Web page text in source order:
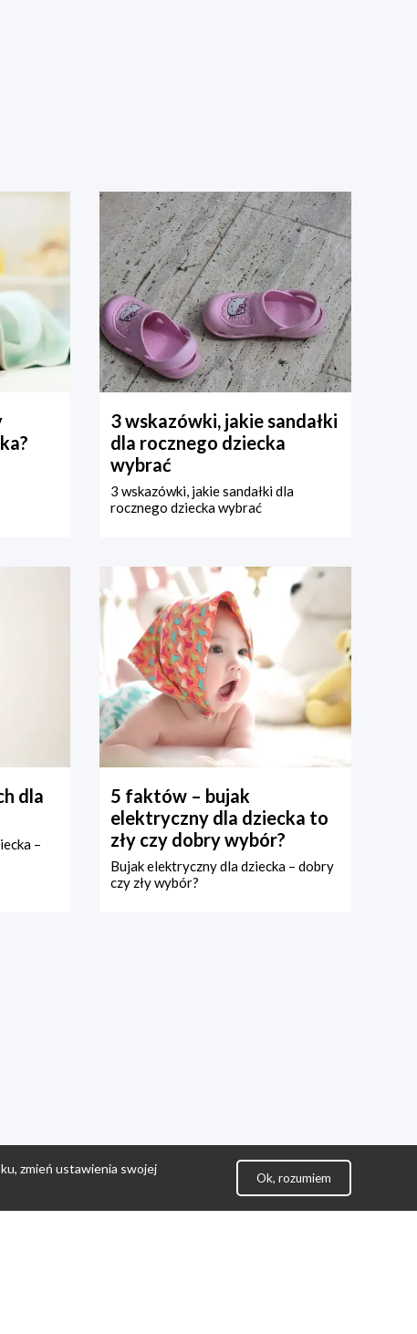
3 wskazówki, jakie sandałki
dla rocznego dziecka
wybrać
3 wskazówki, jakie sandałki dla
rocznego dziecka wybrać
dla
–
5 faktów – bujak
elektryczny dla dziecka to
zły czy dobry wybór?
Bujak elektryczny dla dziecka – dobry
czy zły wybór?
zmień ustawienia swojej
Ok, rozumiem